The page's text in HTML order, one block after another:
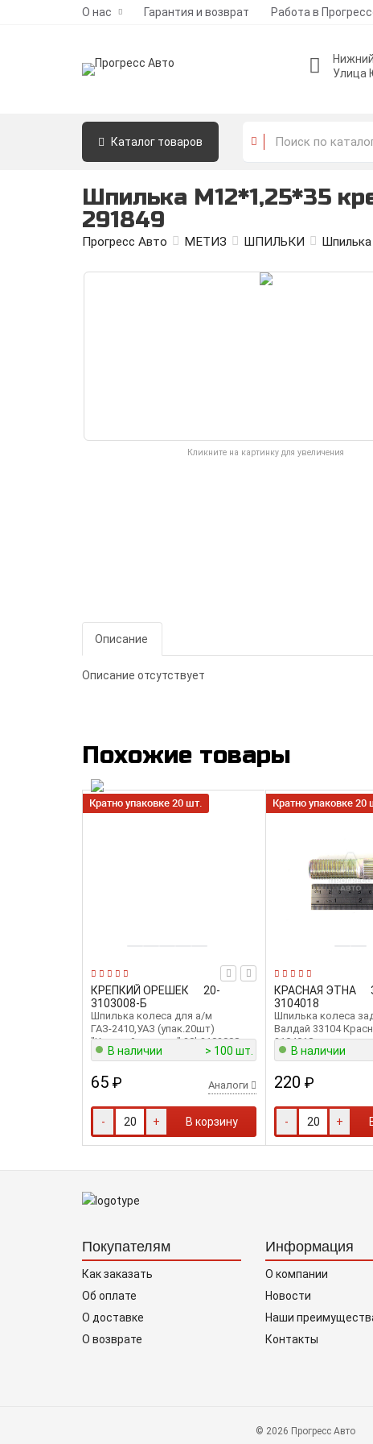
О нас Гарантия и возврат Работа в
Улица
Каталог товаров
Шпилька М12*1,25*35
291849
Прогресс Авто МЕТИЗ ШПИЛЬКИ
Кликните на картинку для увеличения
Описание
Описание отсутствует
Похожие товары
КРЕПКИЙ ОРЕШЕК
20-
3103008-Б
Шпилька колеса для а/м
ГАЗ-2410,УАЗ (упак.20шт)
"Крепкий орешек" 20k3103008
Кратно упаковке 20 шт.
В наличии > 100 шт.
65 ₽ Аналоги
- + В корзину
КРАСНАЯ ЭТНА
3104018
Шпилька колеса
Валдай 33104
3104018
Кратно упаковке 20
В наличии
220 ₽
- +
Покупателям
Как заказать
Об оплате
О доставке
О возврате
Информация
О компании
Новости
Наши
Контакты
© 2026 Прогресс Авто